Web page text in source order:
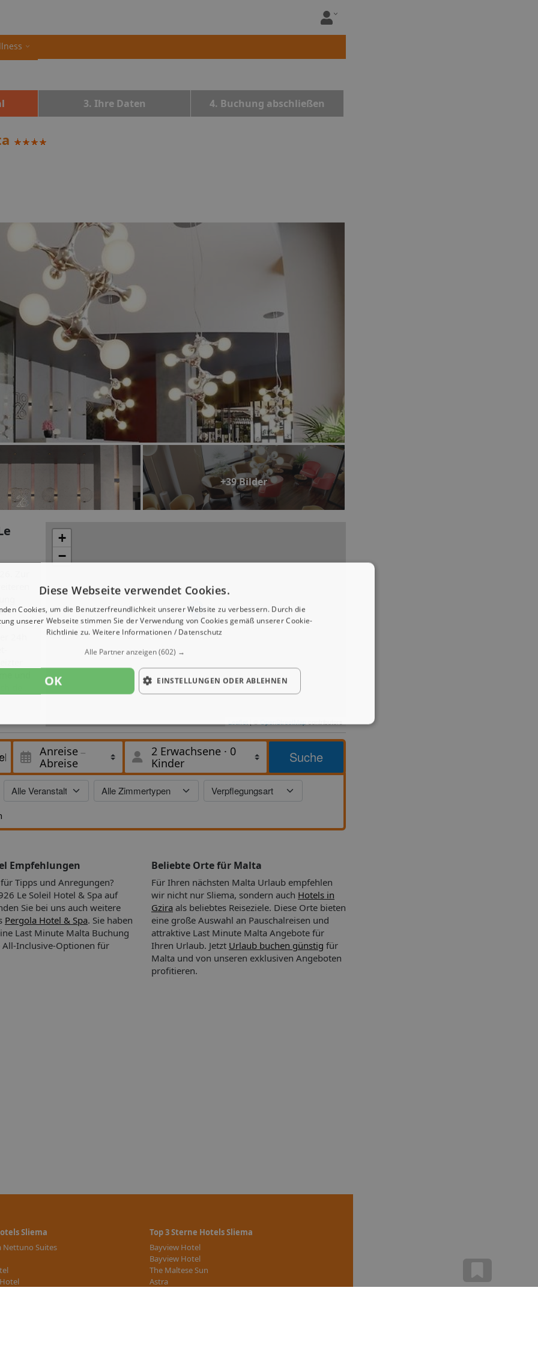
3. Ihre Daten 4. Buchung abschließen
+39 Bilder
Zur
24h
und
des
zur
zur
das
m
+
−
Anreise
Abreise
2 Erwachsene · 0
Kinder
Suche
Empfehlungen
Tipps und Anregungen?
Le Soleil Hotel & Spa auf
Sie bei uns auch weitere
Pergola Hotel & Spa. Sie haben
Last Minute Malta Buchung
Inclusive-Optionen für
Beliebte Orte für Malta
Für Ihren nächsten Malta Urlaub empfehlen
wir nicht nur Sliema, sondern auch Hotels in
Gzira als beliebtes Reiseziele. Diese Orte bieten
eine große Auswahl an Pauschalreisen und
attraktive Last Minute Malta Angebote für
Ihren Urlaub. Jetzt Urlaub buchen günstig für
Malta und von unseren exklusiven Angeboten
profitieren.
Sliema
Nettuno Suites
Top 3 Sterne Hotels Sliema
Bayview Hotel
Bayview Hotel
The Maltese Sun
Astra
Diese Webseite verwendet Cookies.
Cookies, um die Benutzerfreundlichkeit unserer Website zu verbessern. Durch die
unserer Webseite stimmen Sie der Verwendung von Cookies gemäß unserer Cookie-
Richtlinie zu. Weitere Informationen / Datenschutz
Alle Partner anzeigen(602) →
OK EINSTELLUNGEN ODER ABLEHNEN